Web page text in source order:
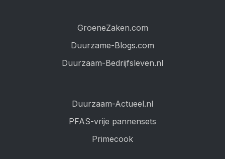
GroeneZaken.com
Duurzame-Blogs.com
Duurzaam-Bedrijfsleven.nl
Duurzaam-Actueel.nl
PFAS-vrije pannensets
Primecook